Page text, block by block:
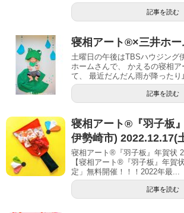
記事を読む
寝相アート®︎×三井ホー
土曜日の午後はTBSハウジング
ホームさんで、 かえるの寝相ア
て、 最近だんだん雨が降ったり
記事を読む
寝相アート®︎『羽子板
伊勢崎市) 2022.12.17(
寝相アート®『羽子板』年賀状
【寝相アート®︎『羽子板』年賀
定」無料開催！！！2022年最...
記事を読む